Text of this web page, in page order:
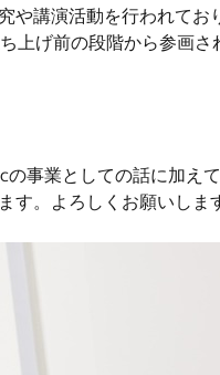
や講演活動を行われて
げ前の段階から参画さ
事業としての話に加え
す。よろしくお願いしま